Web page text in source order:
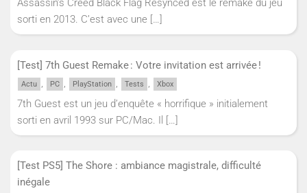
Assassin’s Creed Black Flag Resynced est le remake du jeu
sorti en 2013. C’est avec une […]
[Test] 7th Guest Remake : Votre invitation est arrivée !
Actu PC PlayStation Tests Xbox
7th Guest est un jeu d’enquête « horrifique » initialement
sorti en avril 1993 sur PC/Mac. Il […]
[Test PS5] The Shore : ambiance magistrale, difficulté
inégale